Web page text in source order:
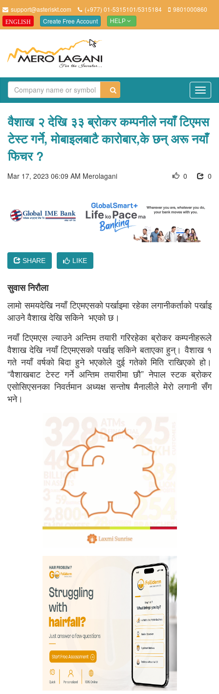
support@asteriskt.com (+977) 01-5315101/5315184 9801000860
ENGLISH Create Free Account HELP
वैशाख २ देखि ३३ ब्रोकर कम्पनीले नयाँ टिएमस
टेस्ट गर्ने, मोबाइलबाटै कारोबार,के छन् अरू नयाँ
फिचर ?
Mar 17, 2023 06:09 AM Merolagani 0
0
SHARE LIKE
सुवास निरौला
लामो समयदेखि नयाँ टिएमएसको पर्खाइमा रहेका लगानीकर्ताको पर्खाइ
आउने वैशाख देखि सकिने भएको छ।
नयाँ टिएमएस ल्याउने अन्तिम तयारी गरिरहेका ब्रोकर कम्पनीहरूले
वैशाख देखि नयाँ टिएमएसको पर्खाइ सकिने बताएका हुन्। वैशाख १
गते नयाँ वर्षको बिदा हुने भएकोले दुई गतेको मिति राखिएको हो।
“वैशाखबाट टेस्ट गर्ने अन्तिम तयारीमा छौ” नेपाल स्टक ब्रोकर
एसोसिएसनका निवर्तमान अध्यक्ष सन्तोष मैनालीले मेरो लगानी सँग
भने।